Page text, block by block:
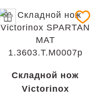
Складной нож
Victorinox